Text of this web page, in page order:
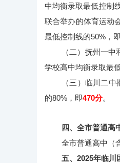
中均衡录取最低控制
联合举办的体育运动
最低控制线的50%，即
（二）抚州一
学校高中均衡录取最
（三）临川二
的80%，即470分。
四、全市普通高
全市普通高中（
五、2025年临川